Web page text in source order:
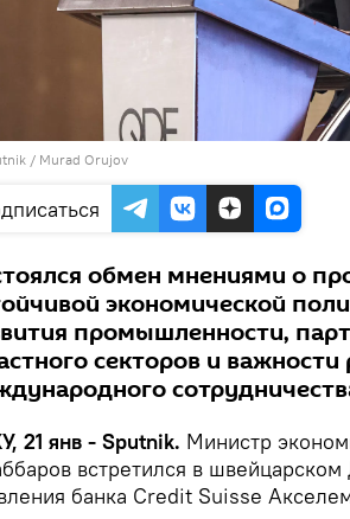
/ Murad Orujov
обмен мнениями о
экономической
промышленности,
секторов и
21 янв - Sputnik. Министр
встретился в
банка Credit Suisse